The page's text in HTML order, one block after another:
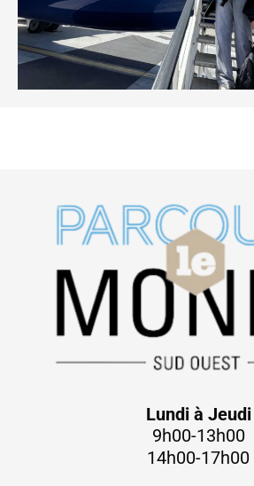
Lundi à Jeudi
9h00-13h00
14h00-17h00